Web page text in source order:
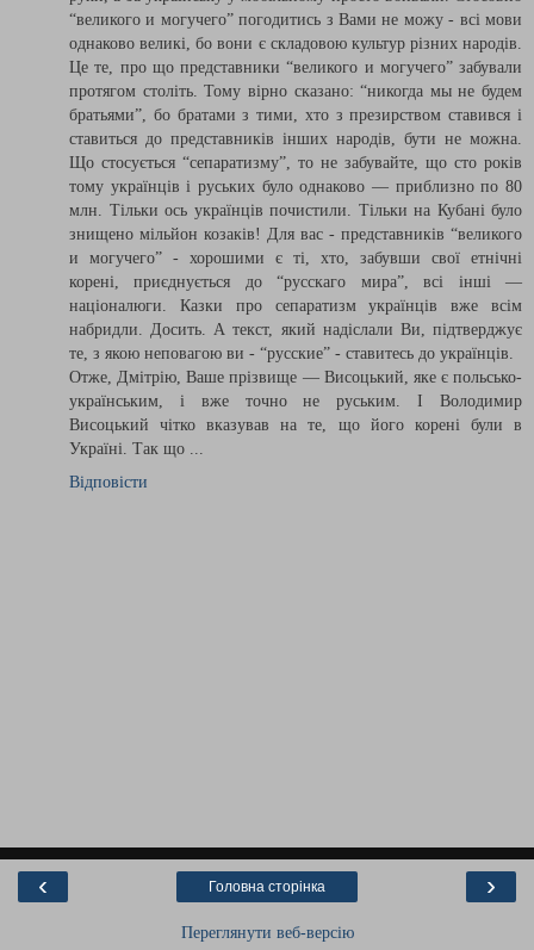
“великого и могучего” погодитись з Вами не можу - всі мови
однаково великі, бо вони є складовою культур різних народів.
Це те, про що представники “великого и могучего” забували
протягом століть. Тому вірно сказано: “никогда мы не будем
братьями”, бо братами з тими, хто з презирством ставився і
ставиться до представників інших народів, бути не можна.
Що стосується “сепаратизму”, то не забувайте, що сто років
тому українців і руських було однаково — приблизно по 80
млн. Тільки ось українців почистили. Тільки на Кубані було
знищено мільйон козаків! Для вас - представників “великого
и могучего” - хорошими є ті, хто, забувши свої етнічні
корені, приєднується до “русскаго мира”, всі інші —
націоналюги. Казки про сепаратизм українців вже всім
набридли. Досить. А текст, який надіслали Ви, підтверджує
те, з якою неповагою ви - “русские” - ставитесь до українців.
Отже, Дмітрію, Ваше прізвище — Висоцький, яке є польсько-
українським, і вже точно не руським. І Володимир
Висоцький чітко вказував на те, що його корені були в
Україні. Так що ...
Відповісти
‹ ›
Головна сторінка
Переглянути веб-версію